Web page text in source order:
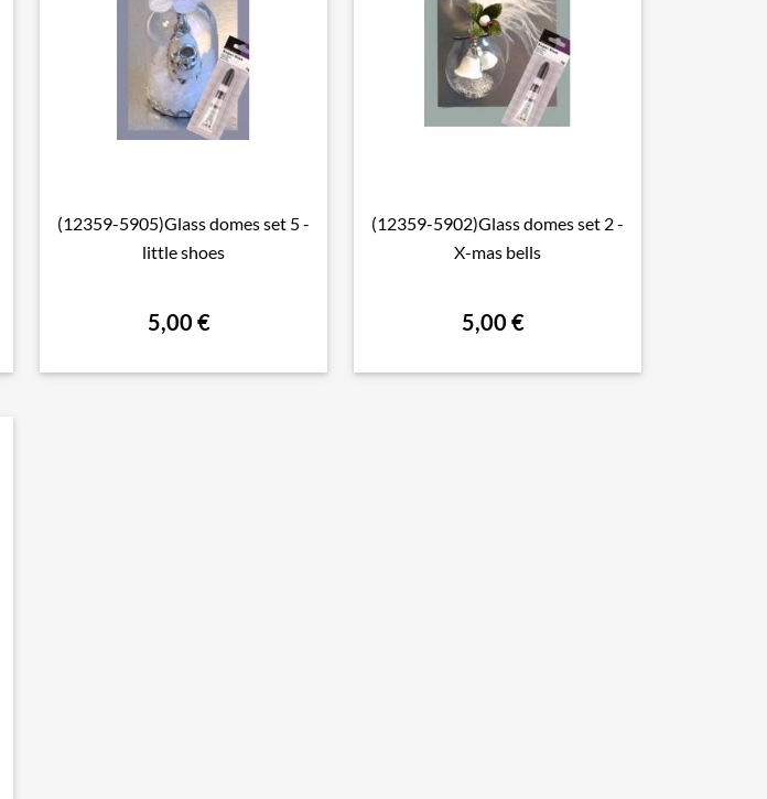
 Aperçu rapide
(12359-5905)Glass domes set 5 -
little shoes
5,00 €
 Aperçu rapide
(12359-5902)Glass domes set 2 -
X-mas bells
5,00 €